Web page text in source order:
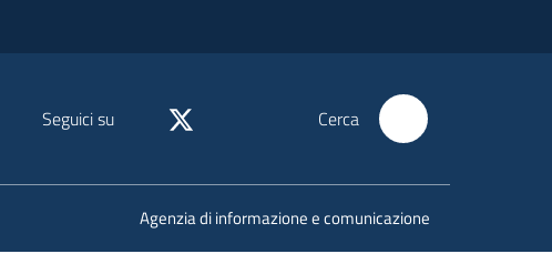
Seguici su Cerca
Agenzia di informazione e comunicazione